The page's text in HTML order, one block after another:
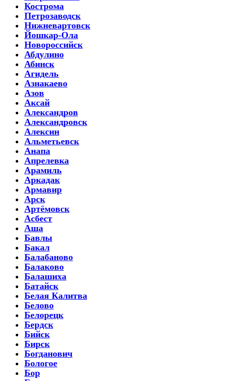
Кострома
Петрозаводск
Нижневартовск
Йошкар-Ола
Новороссийск
Абдулино
Абинск
Агидель
Азнакаево
Азов
Аксай
Александров
Александровск
Алексин
Альметьевск
Анапа
Апрелевка
Арамиль
Аркадак
Армавир
Арск
Артёмовск
Асбест
Аша
Бавлы
Бакал
Балабаново
Балаково
Балашиха
Батайск
Белая Калитва
Белово
Белорецк
Бердск
Бийск
Бирск
Богданович
Бологое
Бор